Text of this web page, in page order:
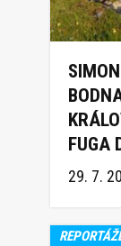
FUGA
TRAIL
29. 7.